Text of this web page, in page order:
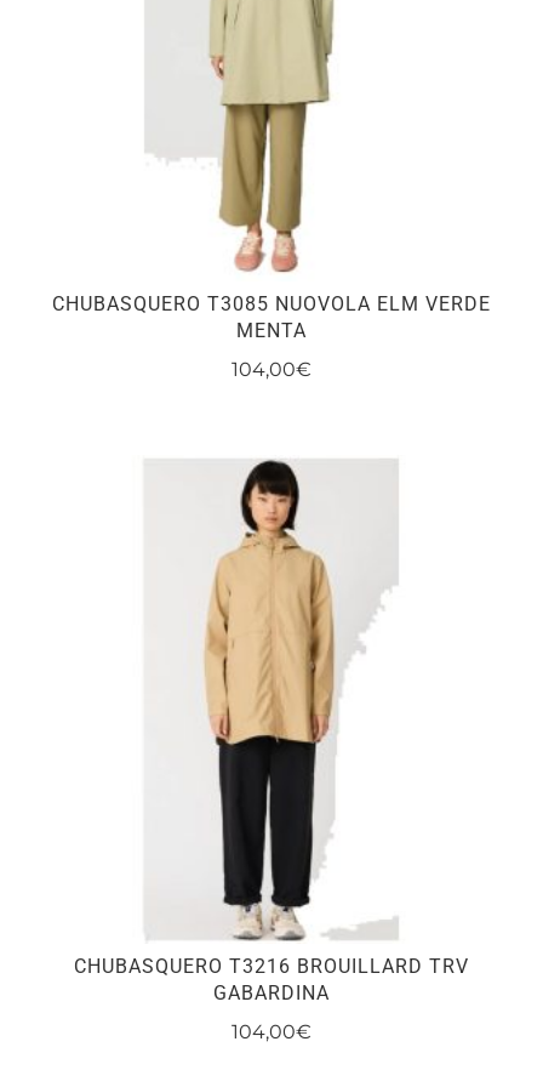
CHUBASQUERO T3085 NUOVOLA ELM VERDE
MENTA
104,00€
tiene
múltiples
variantes.
Las
opciones
pueden
la
página
producto
CHUBASQUERO T3216 BROUILLARD TRV
GABARDINA
104,00€